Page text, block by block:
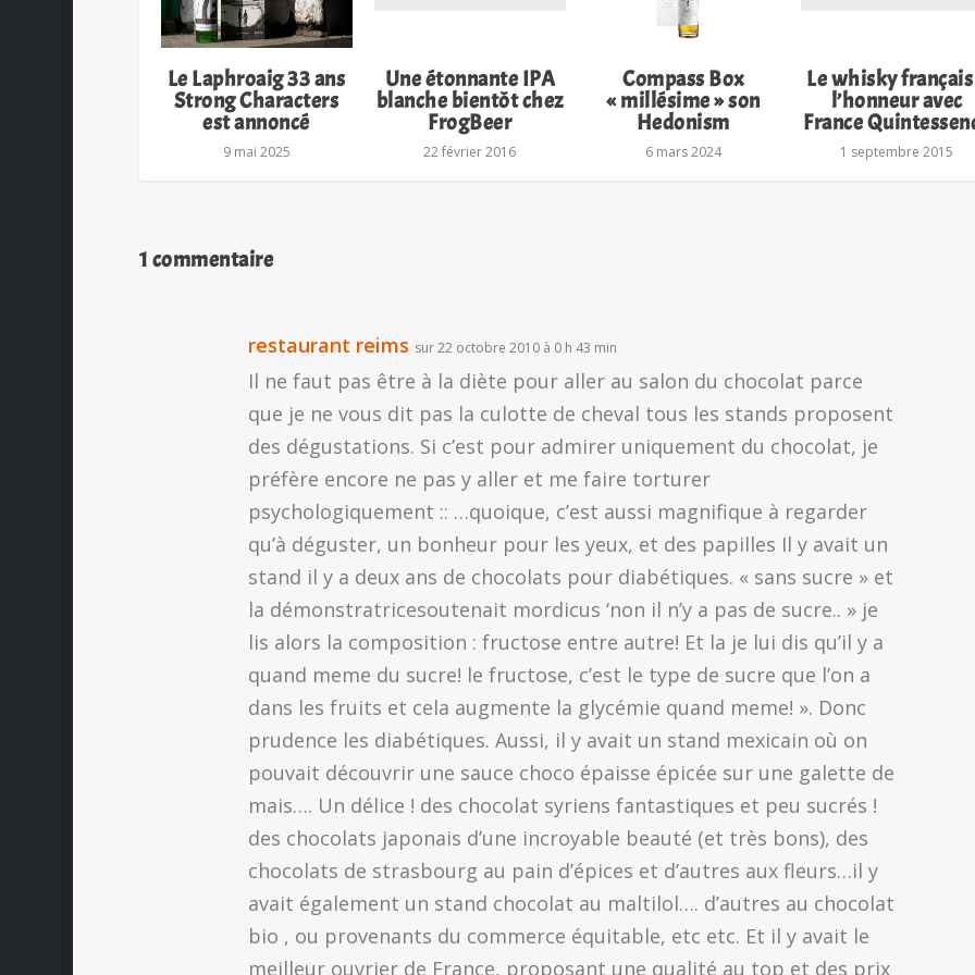
Le Laphroaig 33 ans
Strong Characters
est annoncé
9 mai 2025
Une étonnante IPA
blanche bientôt chez
FrogBeer
22 février 2016
Compass Box
« millésime » son
Hedonism
6 mars 2024
Le whisky
l’honneur avec
France
1 septembre 2015
1 commentaire
restaurant reims sur 22 octobre 2010 à 0 h 43 min
Il ne faut pas être à la diète pour aller au salon du chocolat parce
que je ne vous dit pas la culotte de cheval tous les stands proposent
des dégustations. Si c’est pour admirer uniquement du chocolat, je
préfère encore ne pas y aller et me faire torturer
psychologiquement :: …quoique, c’est aussi magnifique à regarder
qu’à déguster, un bonheur pour les yeux, et des papilles Il y avait un
stand il y a deux ans de chocolats pour diabétiques. « sans sucre » et
la démonstratricesoutenait mordicus ‘non il n’y a pas de sucre.. » je
lis alors la composition : fructose entre autre! Et la je lui dis qu’il y a
quand meme du sucre! le fructose, c’est le type de sucre que l’on a
dans les fruits et cela augmente la glycémie quand meme! ». Donc
prudence les diabétiques. Aussi, il y avait un stand mexicain où on
pouvait découvrir une sauce choco épaisse épicée sur une galette de
mais…. Un délice ! des chocolat syriens fantastiques et peu sucrés !
des chocolats japonais d’une incroyable beauté (et très bons), des
chocolats de strasbourg au pain d’épices et d’autres aux fleurs…il y
avait également un stand chocolat au maltilol…. d’autres au chocolat
bio , ou provenants du commerce équitable, etc etc. Et il y avait le
meilleur ouvrier de France, proposant une qualité au top et des prix